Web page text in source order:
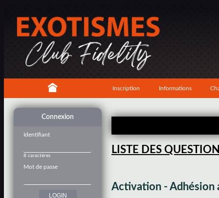
Inscription Informations
Connexion
Identifiant
8 caractères
Mot de passe
LISTE DES
Activation - Adhésion